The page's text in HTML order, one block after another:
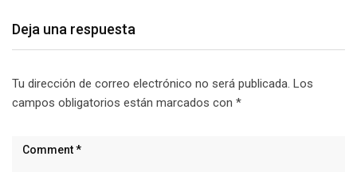
Deja una respuesta
Tu dirección de correo electrónico no será publicada. Los
campos obligatorios están marcados con *